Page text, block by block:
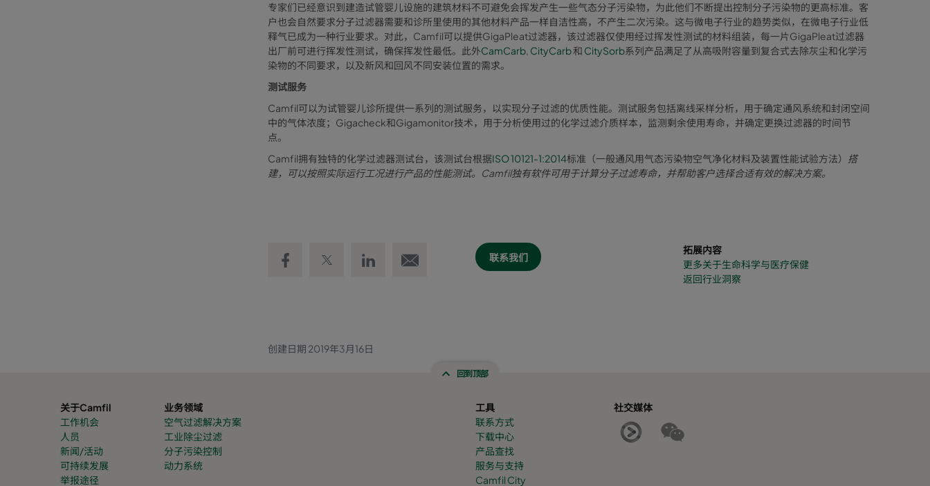
专家们已经意识到建造试管婴儿设施的建筑材料不可避免会挥发产生一些气态分子污染物，为此他们不断提出控制分子污染物的更高标准。客
户也会自然要求分子过滤器需要和诊所里使用的其他材料产品一样自洁性高，不产生二次污染。这与微电子行业的趋势类似，在微电子行业低
释气已成为一种行业要求。对此，Camfil可以提供GigaPleat过滤器，该过滤器仅使用经过挥发性测试的材料组装，每一片GigaPleat过滤器
出厂前可进行挥发性测试，确保挥发性最低。此外CamCarb, CityCarb和 CitySorb系列产品满足了从高吸附容量到复合式去除灰尘和化学污
染物的不同要求，以及新风和回风不同安装位置的需求。
测试服务
Camfil可以为试管婴儿诊所提供一系列的测试服务，以实现分子过滤的优质性能。测试服务包括离线采样分析，用于确定通风系统和封闭空间
中的气体浓度；Gigacheck和Gigamonitor技术，用于分析使用过的化学过滤介质样本，监测剩余使用寿命，并确定更换过滤器的时间节
点。
Camfil拥有独特的化学过滤器测试台，该测试台根据ISO 10121-1:2014标准 （一般通风用气态污染物空气净化材料及装置性能试验方法）
搭
建，可以按照实际运行工况进行产品的性能测试。Camfil独有软件可用于计算分子过滤寿命，并帮助客户选择合适有效的解决方案。
联系我们
拓展内容
更多关于生命科学与医疗保健
返回行业洞察
创建日期 2019年3月16日
回到顶部
关于Camfil
工作机会
人员
新闻/活动
可持续发展
举报途径
业务领域
空气过滤解决方案
工业除尘过滤
分子污染控制
动力系统
工具
联系方式
下载中心
产品查找
服务与支持
Camfil City
社交媒体